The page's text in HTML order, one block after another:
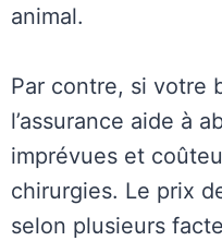
animal.
Par contre, si votre
l’assurance aide à
imprévues et
chirurgies. Le prix
selon plusieurs